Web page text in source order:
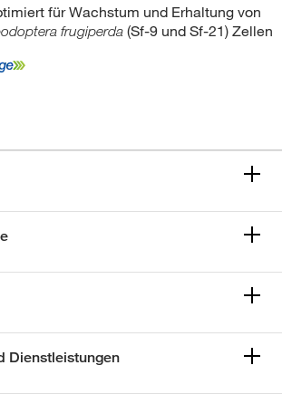
für Wachstum und Erhaltung von
frugiperda(Sf-9 und Sf-21) Zellen
Dienstleistungen